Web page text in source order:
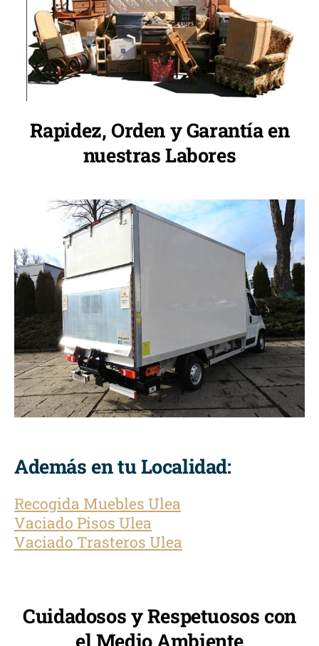
Rapidez, Orden y Garantía en
nuestras Labores
Además en tu Localidad:
Recogida Muebles Ulea
Vaciado Pisos Ulea
Vaciado Trasteros Ulea
Cuidadosos y Respetuosos con
el Medio Ambiente